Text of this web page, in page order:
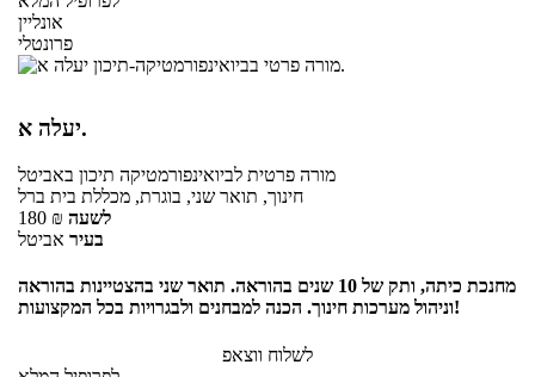
אונליין
פרונטלי
יעלה א.
מורה פרטית לביואינפורמטיקה תיכון באביטל
חינוך, תואר שני, בוגרת, מכללת בית ברל
180 ₪ לשעה
בעיר אביטל
מחנכת כיתה, ותק של 10 שנים בהוראה. תואר שני בהצטיינות בהוראה
וניהול מערכות חינוך. הכנה למבחנים ולבגרויות בכל המקצועות!
לשלוח ווצאפ